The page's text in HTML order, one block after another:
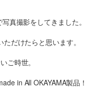
真撮影をしてきました。
だけたらと思います。
ご時世。
in All OKAYAMA製品！